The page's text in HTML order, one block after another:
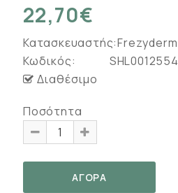
22,70€
Κατασκευαστής:Frezyderm
Κωδικός:
SHL0012554
Διαθέσιμο
Ποσότητα